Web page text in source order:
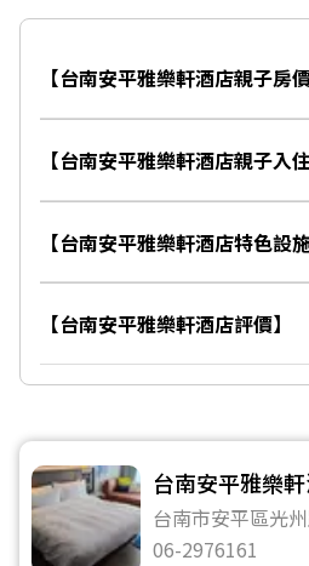
【台南安平雅樂軒酒店親子房價
【台南安平雅樂軒酒店親子入
【台南安平雅樂軒酒店特色設
【台南安平雅樂軒酒店評價】
台南安平雅樂
台南市安平區光
06-2976161